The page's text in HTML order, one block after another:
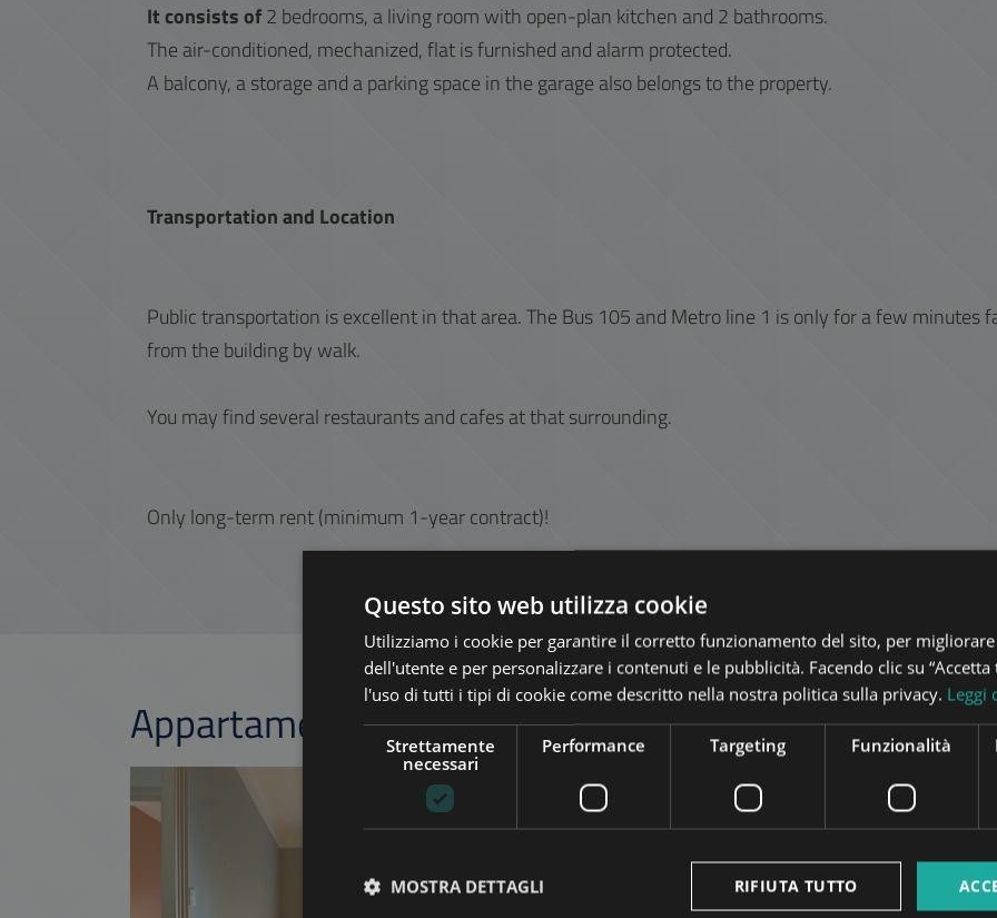
It consists of2 bedrooms, a living room with open-plan kitchen and 2 bathrooms.
The air-conditioned, mechanized, flat is furnished and alarm protected.
A balcony, a storage and a parking space in the garage also belongs to the property.
Transportation and Location
Public transportation is excellent in that area. The Bus 105 and Metro line 1 is only for a few minutes
from the building by walk.
You may find several restaurants and cafes at that surrounding.
Only long-term rent (minimum 1-year contract)!
Appartamenti attinentinello stesso quartiere di
AGGIUNGI ALLA LISTA Disponibile dal 2026-09-01 AGGIUNGI ALLA LISTA
Questo sito web utilizza cookie
Utilizziamo i cookie per garantire il corretto funzionamento del sito, per
dell'utente e per personalizzare i contenuti e le pubblicità. Facendo clic su “Accetta
l'uso di tutti i tipi di cookie come descritto nella nostra politica sulla privacy. Leggi
Strettamente
necessari
Performance Targeting Funzionalità
RIFIUTA TUTTO
MOSTRA DETTAGLI